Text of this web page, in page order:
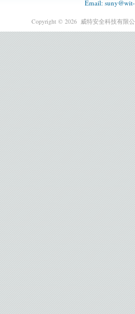
Email:
Copyright © 2026 威特安全科技有限